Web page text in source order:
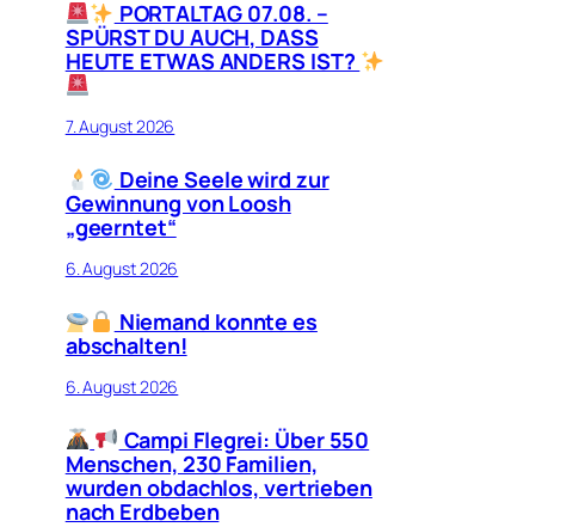
PORTALTAG 07.08. –
SPÜRST DU AUCH, DASS
HEUTE ETWAS ANDERS IST?
7. August 2026
Deine Seele wird zur
Gewinnung von Loosh
„geerntet“
6. August 2026
Niemand konnte es
abschalten!
6. August 2026
Campi Flegrei: Über 550
Menschen, 230 Familien,
wurden obdachlos, vertrieben
nach Erdbeben